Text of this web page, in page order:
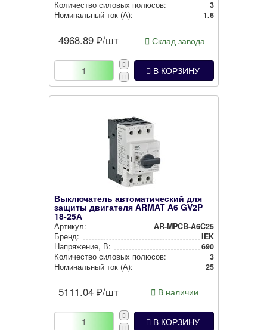
Количество силовых полюсов:
3
Номи­наль­ный ток (А):
1.6
4968.89 ₽/шт Склад завода
В КОРЗИНУ
Выключатель автоматический для
защиты двигателя ARMAT A6 GV2P
18-25А
Артикул:
AR-MPCB-A6C25
Бренд:
IEK
Нап­ря­же­ние, В:
690
Количество силовых полюсов:
3
Номи­наль­ный ток (А):
25
5111.04 ₽/шт В наличии
В КОРЗИНУ